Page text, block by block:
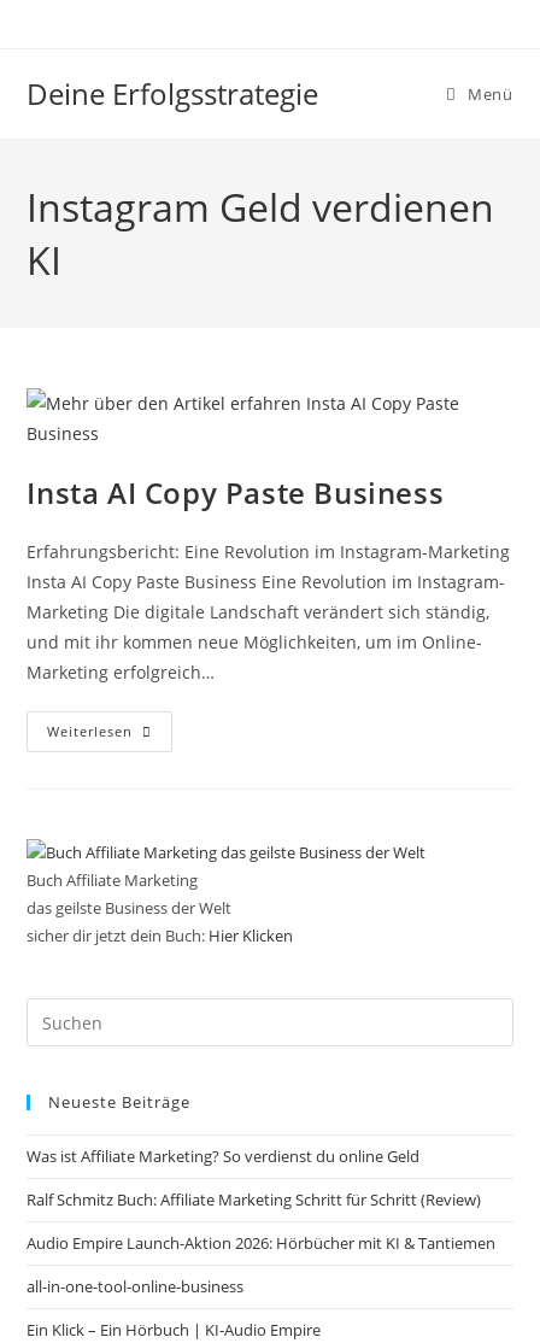
Deine Erfolgsstrategie Menü
Instagram Geld verdienen
KI
Insta AI Copy Paste Business
Erfahrungsbericht: Eine Revolution im Instagram-Marketing
Insta AI Copy Paste Business Eine Revolution im Instagram-
Marketing Die digitale Landschaft verändert sich ständig,
und mit ihr kommen neue Möglichkeiten, um im Online-
Marketing erfolgreich…
Weiterlesen Insta
AI
Buch Affiliate Marketing
das geilste Business der Welt
sicher dir jetzt dein Buch: Hier Klicken
Neueste Beiträge
Was ist Affiliate Marketing? So verdienst du online Geld
Ralf Schmitz Buch: Affiliate Marketing Schritt für Schritt (Review)
Audio Empire Launch-Aktion 2026: Hörbücher mit KI & Tantiemen
all-in-one-tool-online-business
Ein Klick – Ein Hörbuch | KI‑Audio Empire